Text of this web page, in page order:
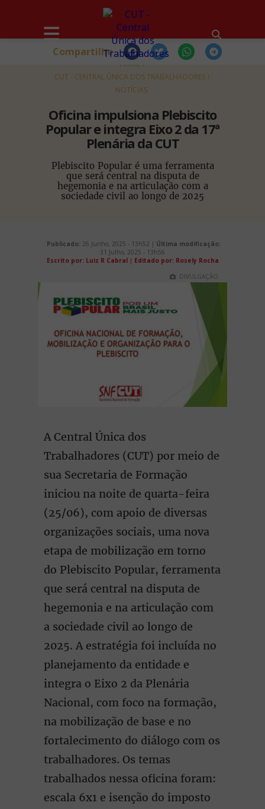
HOME
CUT - CENTRAL ÚNICA DOS TRABALHADORES
NOTÍCIAS
Oficina impulsiona Plebiscito
Popular e integra Eixo 2 da 17ª
Plenária da CUT
Plebiscito Popular é uma ferramenta
que será central na disputa de
hegemonia e na articulação com a
sociedade civil ao longo de 2025
Compartilhe
Publicado: 26 Junho, 2025 - 13h52 | Última modificação:
31 Julho, 2025 - 13h56
Escrito por: Luiz R Cabral| Editado por: Rosely Rocha
DIVULGAÇÃO
A Central Única dos
Trabalhadores (CUT) por meio de
sua Secretaria de Formação
iniciou na noite de quarta-feira
(25/06), com apoio de diversas
organizações sociais, uma nova
etapa de mobilização em torno
do Plebiscito Popular, ferramenta
que será central na disputa de
hegemonia e na articulação com
a sociedade civil ao longo de
2025. A estratégia foi incluída no
planejamento da entidade e
integra o Eixo 2 da Plenária
Nacional, com foco na formação,
na mobilização de base e no
fortalecimento do diálogo com os
trabalhadores. Os temas
trabalhados nessa oficina foram:
escala 6x1 e isenção do imposto